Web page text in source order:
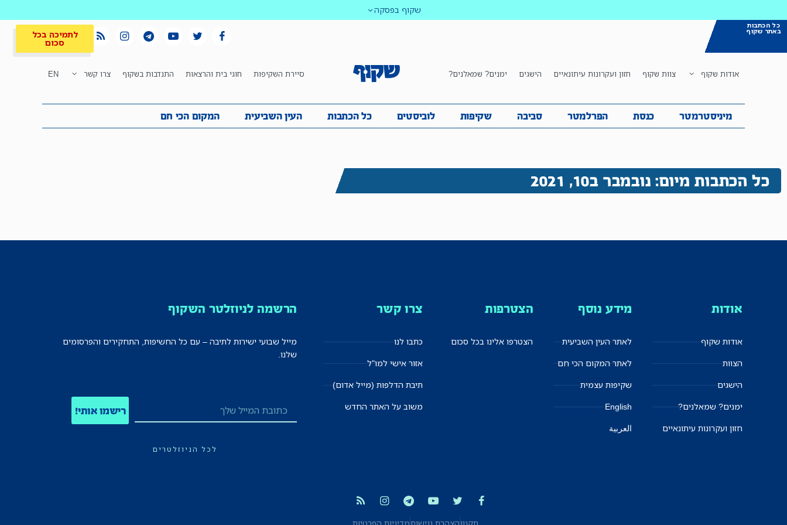
שקוף בפסקה
כל הכתבות
באתר שקוף לתמיכה בכל
סכום
אודות שקוף צוות שקוף חזון ועקרונות עיתונאיים הישגים ימנים? שמאלנים? סיירת השקיפות חוגי בית והרצאות התנדבות בשקוף צרו קשר EN
מיניסטרמטר כנסת הפרלמטר סביבה שקיפות לוביסטים כל הכתבות העין השביעית המקום הכי חם
מיניסטרמטר כנסת הפרלמטר סביבה שקיפות לוביסטים כל הכתבות העין השביעית המקום הכי חם לתמיכה בכל
כל הכתבות מיום: נובמבר ב10, 2021
אודות
אודות שקוף
הצוות
הישגים
ימנים? שמאלנים?
חזון ועקרונות עיתונאיים
מידע נוסף
לאתר העין השביעית
לאתר המקום הכי חם
שקיפות עצמית
English
العربية
הצטרפות
הצטרפו אלינו בכל סכום
צרו קשר
כתבו לנו
אזור אישי למו"ל
תיבת הדלפות (מייל אדום)
משוב על האתר החדש
הרשמה לניוזלטר השקוף
מייל שבועי ישירות לתיבה – עם כל החשיפות, התחקירים והפרסומים
שלנו.
רישמו אותי!
לכל הניוזלטרים
תקנוןהצהרת נגישותמדיניות הפרטיות